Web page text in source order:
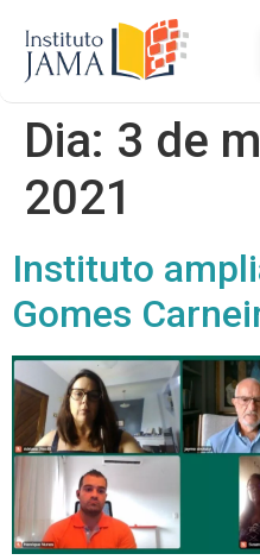
Dia: 3 de
2021
Instituto
Gomes